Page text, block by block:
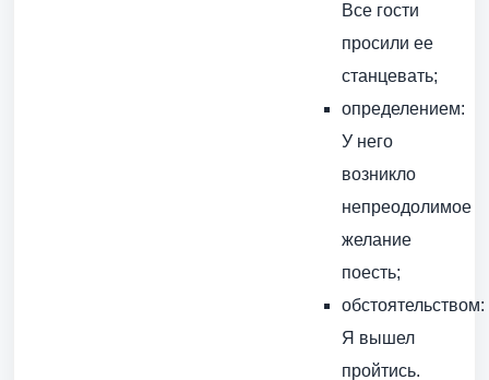
Все гости
просили ее
станцевать;
определением:
У него
возникло
непреодолимое
желание
поесть;
обстоятельством:
Я вышел
пройтись.